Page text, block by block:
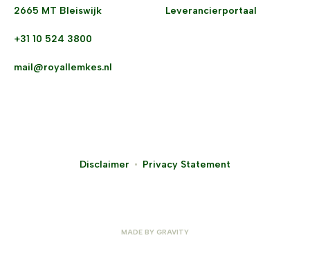
2665 MT Bleiswijk
+31 10 524 3800
mail@royallemkes.nl
Leverancierportaal
Disclaimer Privacy Statement
MADE BY GRAVITY